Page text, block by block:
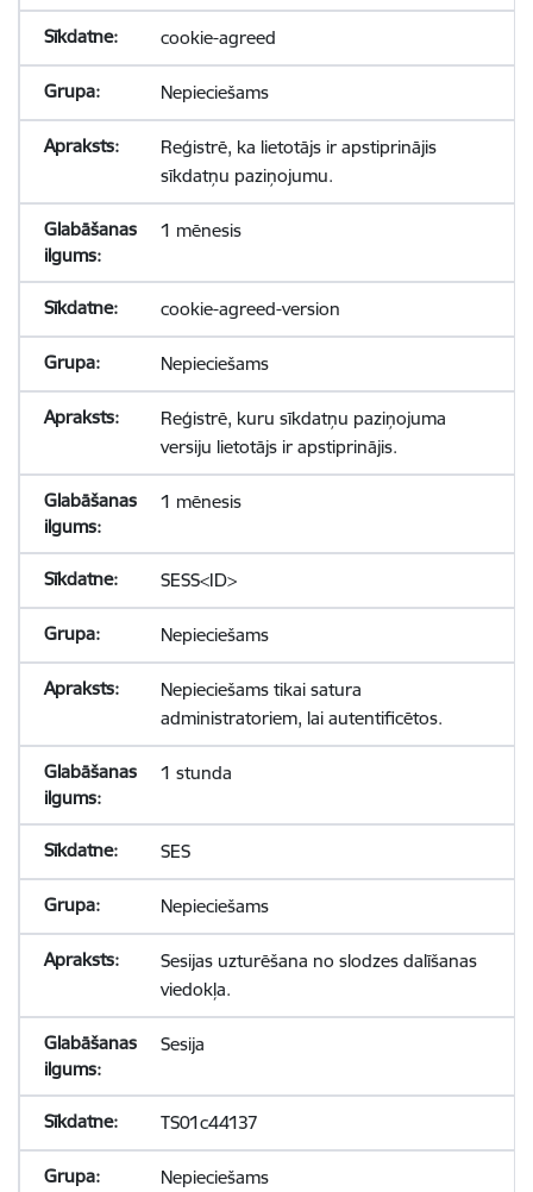
cookie-agreed
Nepieciešams
Reģistrē, ka lietotājs ir apstiprinājis
sīkdatņu paziņojumu.
1 mēnesis
cookie-agreed-version
Nepieciešams
Reģistrē, kuru sīkdatņu paziņojuma
versiju lietotājs ir apstiprinājis.
1 mēnesis
SESS<ID>
Nepieciešams
Nepieciešams tikai satura
administratoriem, lai autentificētos.
1 stunda
SES
Nepieciešams
Sesijas uzturēšana no slodzes dalīšanas
viedokļa.
Sesija
TS01c44137
Nepieciešams